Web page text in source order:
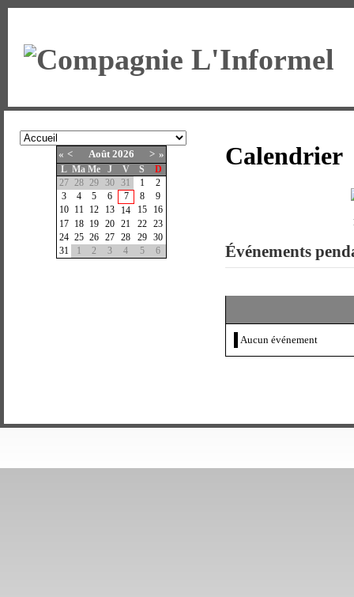
« < Août 2026 > »
L Ma Me J V S
D
27 28 29 30 31 1
2
3
4 5 6 7 8
9
10 11 12 13 14 15
16
17 18 19 20 21 22
23
24 25 26 27 28 29
30
31
1 2 3 4 5 6
Calendrier
Événements
Aucun événement